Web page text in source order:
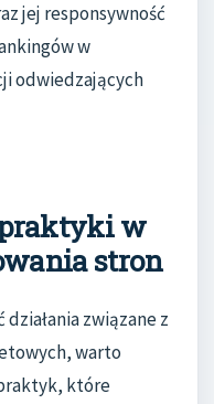
jej responsywność
w
odwiedzających
praktyki w
stron
związane z
warto
które